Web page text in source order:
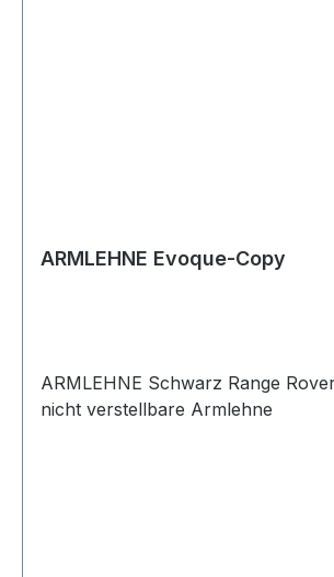
ARMLEHNE Evoque-Copy
ARMLEHNE Schwarz Range Rover Evoque -
nicht verstellbare Armlehne